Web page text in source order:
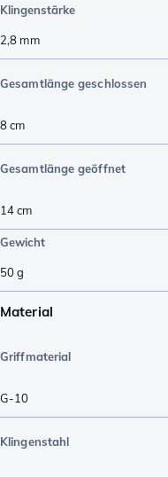
Klingenstärke
2,8 mm
Gesamtlänge geschlossen
8cm
Gesamtlänge geöffnet
14cm
Gewicht
50g
Material
Griffmaterial
G-10
Klingenstahl